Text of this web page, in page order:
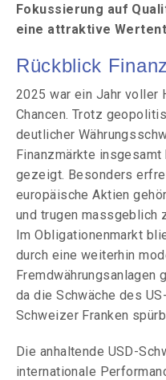
Fokussierung auf
eine attraktive
Rückblick
2025 war ein Jahr voller
Chancen. Trotz
deutlicher
Finanzmärkte
gezeigt. Besonders
europäische Aktien
und trugen massgeblich
Im Obligationenmarkt
durch eine weiterhin
Fremdwährungsanlagen
da die Schwäche des
Schweizer Franken
Die anhaltende USD-
internationale